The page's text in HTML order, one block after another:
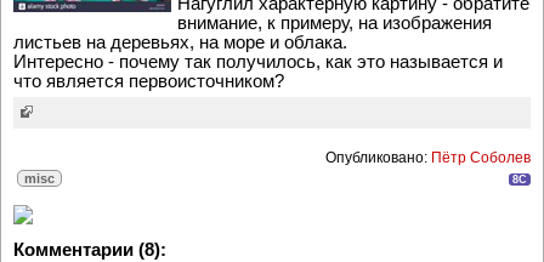
Нагуглил характерную картину - обратите
внимание, к примеру, на изображения
листьев на деревьях, на море и облака.
Интересно - почему так получилось, как это называется и
что является первоисточником?
Опубликовано: Пётр Соболев
misc 8C
Комментарии (8):